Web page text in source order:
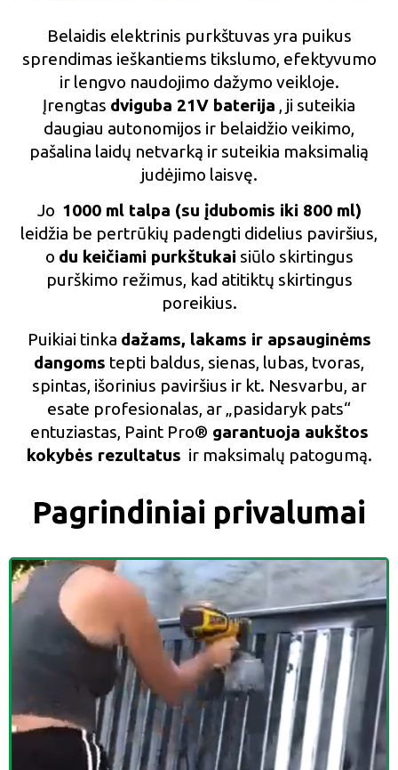
Belaidis elektrinis purkštuvas yra puikus
sprendimas ieškantiems tikslumo, efektyvumo
ir lengvo naudojimo dažymo veikloje.
Įrengtas dviguba 21V baterija , ji suteikia
daugiau autonomijos ir belaidžio veikimo,
pašalina laidų netvarką ir suteikia maksimalią
judėjimo laisvę.
Jo 1000 ml talpa (su įdubomis iki 800 ml)
leidžia be pertrūkių padengti didelius paviršius,
o du keičiami purkštukai siūlo skirtingus
purškimo režimus, kad atitiktų skirtingus
poreikius.
Puikiai tinka dažams, lakams ir apsauginėms
dangoms tepti baldus, sienas, lubas, tvoras,
spintas, išorinius paviršius ir kt. Nesvarbu, ar
esate profesionalas, ar „pasidaryk pats“
entuziastas, Paint Pro® garantuoja aukštos
kokybės rezultatus ir maksimalų patogumą.
Pagrindiniai privalumai